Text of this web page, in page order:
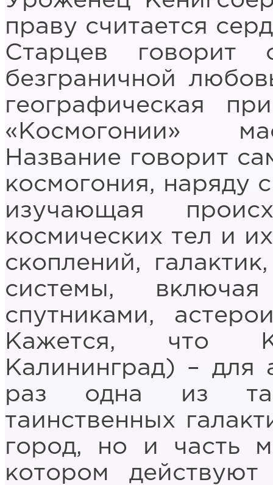
праву считается
Старцев
безграничной
географическая
«Космогонии»
Название говорит
космогония, наряду
изучающая
космических тел и
скоплений,
системы,
спутниками,
Кажется, что
Калининград) – для
раз одна из
таинственных
город, но и часть
котором